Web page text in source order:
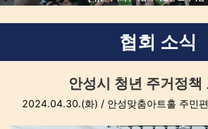
협회 소식
안성시 청년 주거정책
2024.04.30.(화) / 안성맞춤아트홀 주민